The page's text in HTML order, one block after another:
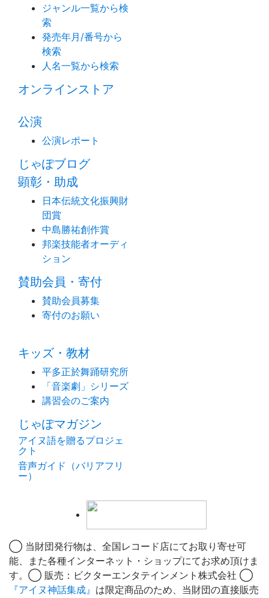
ジャンル一覧から検
索
発売年月/番号から
検索
人名一覧から検索
オンラインストア
公演
公演レポート
じゃぽブログ
顕彰・助成
日本伝統文化振興財
団賞
中島勝祐創作賞
邦楽技能者オーディ
ション
賛助会員・寄付
賛助会員募集
寄付のお願い
キッズ・教材
平多正於舞踊研究所
「音楽劇」シリーズ
講習会のご案内
じゃぽマガジン
アイヌ語を贈るプロジェ
クト
音声ガイド（バリアフリ
ー）
◯ 当財団発行物は、全国レコード店にてお取り寄せ可
能、また各種インターネット・ショップにてお求め頂けま
す。◯ 販売：ビクターエンタテインメント株式会社 ◯
『アイヌ神話集成』 は限定商品のため、当財団の直接販売